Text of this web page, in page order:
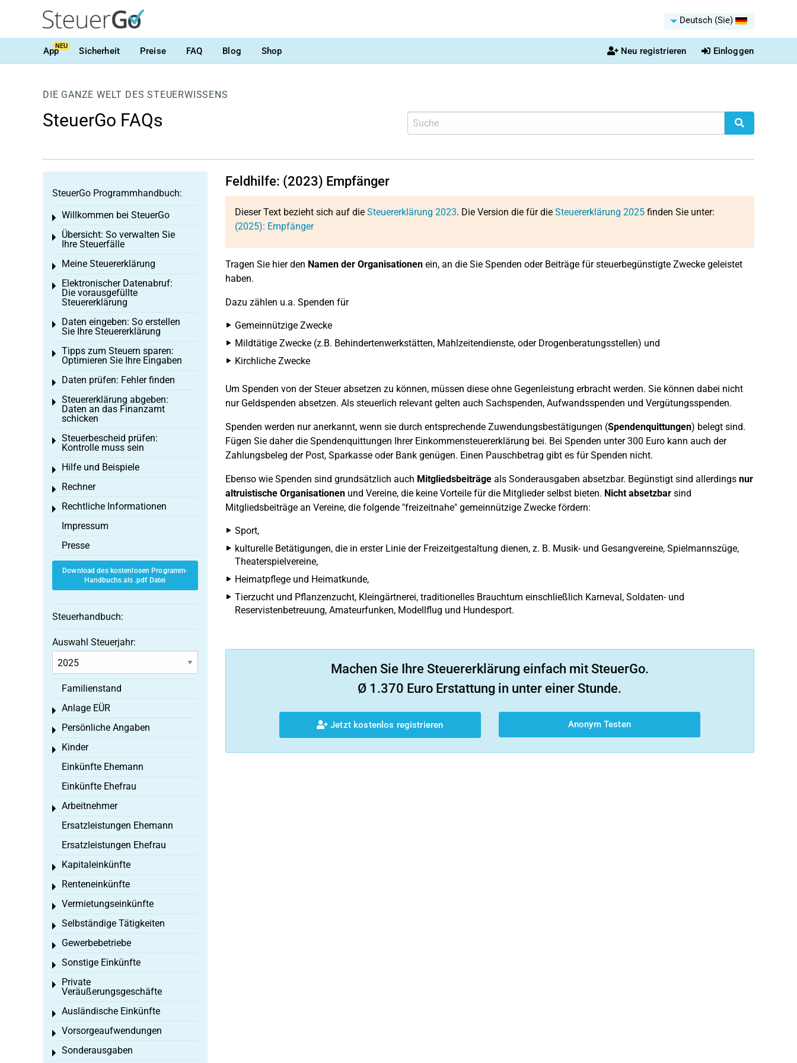
Deutsch (Sie)
AppNEU Sicherheit Preise FAQ Blog Shop Neu registrieren Einloggen
DIE GANZE WELT DES STEUERWISSENS
SteuerGo FAQs
Feldhilfe: (2023) Empfänger
Dieser Text bezieht sich auf die Steuererklärung 2023. Die Version die für die Steuererklärung 2025finden Sie unter:
(2025): Empfänger
Tragen Sie hier den Namen der Organisationenein, an die Sie Spenden oder Beiträge für steuerbegünstigte Zwecke geleistet
haben.
Dazu zählen u.a. Spenden für
Gemeinnützige Zwecke
Mildtätige Zwecke (z.B. Behindertenwerkstätten, Mahlzeitendienste, oder Drogenberatungsstellen) und
Kirchliche Zwecke
Um Spenden von der Steuer absetzen zu können, müssen diese ohne Gegenleistung erbracht werden. Sie können dabei nicht
nur Geldspenden absetzen. Als steuerlich relevant gelten auch Sachspenden, Aufwandsspenden und Vergütungsspenden.
Spenden werden nur anerkannt, wenn sie durch entsprechende Zuwendungsbestätigungen (Spendenquittungen) belegt sind.
Fügen Sie daher die Spendenquittungen Ihrer Einkommensteuererklärung bei. Bei Spenden unter 300 Euro kann auch der
Zahlungsbeleg der Post, Sparkasse oder Bank genügen. Einen Pauschbetrag gibt es für Spenden nicht.
Ebenso wie Spenden sind grundsätzlich auch Mitgliedsbeiträgeals Sonderausgaben absetzbar. Begünstigt sind allerdings nur
altruistische Organisationenund Vereine, die keine Vorteile für die Mitglieder selbst bieten. Nicht absetzbarsind
Mitgliedsbeiträge an Vereine, die folgende "freizeitnahe" gemeinnützige Zwecke fördern:
Sport,
kulturelle Betätigungen, die in erster Linie der Freizeitgestaltung dienen, z. B. Musik- und Gesangvereine, Spielmannszüge,
Theaterspielvereine,
Heimatpflege und Heimatkunde,
Tierzucht und Pflanzenzucht, Kleingärtnerei, traditionelles Brauchtum einschließlich Karneval, Soldaten- und
Reservistenbetreuung, Amateurfunken, Modellflug und Hundesport.
Machen Sie Ihre Steuererklärung einfach mit SteuerGo.
Ø 1.370 Euro Erstattung in unter einer Stunde.
Jetzt kostenlos registrieren Anonym Testen
SteuerGo Programmhandbuch:
Willkommen bei SteuerGo
Toggle menu
Übersicht: So verwalten Sie
Ihre Steuerfälle
Toggle menu
Meine Steuererklärung
Toggle menu
Elektronischer Datenabruf:
Die vorausgefüllte
Steuererklärung
Toggle menu
Daten eingeben: So erstellen
Sie Ihre Steuererklärung
Toggle menu
Tipps zum Steuern sparen:
Optimieren Sie Ihre Eingaben
Toggle menu
Daten prüfen: Fehler finden
Toggle menu
Steuererklärung abgeben:
Daten an das Finanzamt
schicken
Toggle menu
Steuerbescheid prüfen:
Kontrolle muss sein
Toggle menu
Hilfe und Beispiele
Toggle menu
Rechner
Toggle menu
Rechtliche Informationen
Toggle menu
Impressum
Presse
Download des kostenlosen Programm-
Handbuchs als .pdf Datei
Steuerhandbuch:
Auswahl Steuerjahr:
Familienstand
Anlage EÜR
Toggle menu
Persönliche Angaben
Toggle menu
Kinder
Toggle menu
Einkünfte Ehemann
Einkünfte Ehefrau
Arbeitnehmer
Toggle menu
Ersatzleistungen Ehemann
Ersatzleistungen Ehefrau
Kapitaleinkünfte
Toggle menu
Renteneinkünfte
Toggle menu
Vermietungseinkünfte
Toggle menu
Selbständige Tätigkeiten
Toggle menu
Gewerbebetriebe
Toggle menu
Sonstige Einkünfte
Toggle menu
Private
Veräußerungsgeschäfte
Toggle menu
Ausländische Einkünfte
Toggle menu
Vorsorgeaufwendungen
Toggle menu
Sonderausgaben
Toggle menu